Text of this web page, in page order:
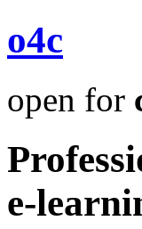
o4c
open for
e-